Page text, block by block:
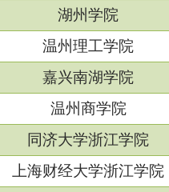
湖州学院
温州理工学院
嘉兴南湖学院
温州商学院
同济大学浙江学院
上海财经大学浙江学院